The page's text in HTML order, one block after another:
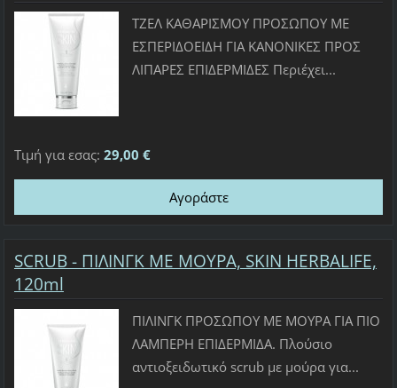
ΤΖΕΛ ΚΑΘΑΡΙΣΜΟΥ ΠΡΟΣΩΠΟΥ ΜΕ
ΕΣΠΕΡΙΔΟΕΙΔΗ ΓΙΑ ΚΑΝΟΝΙΚΕΣ ΠΡΟΣ
ΛΙΠΑΡΕΣ ΕΠΙΔΕΡΜΙΔΕΣ Περιέχει...
Τιμή για εσας: 29,00 €
SCRUB - ΠΙΛΙΝΓΚ ΜΕ ΜΟΥΡΑ, SKIN HERBALIFE,
120ml
ΠΙΛΙΝΓΚ ΠΡΟΣΩΠΟΥ ΜΕ ΜΟΥΡΑ ΓΙΑ ΠΙΟ
ΛΑΜΠΕΡΗ ΕΠΙΔΕΡΜΙΔΑ. Πλούσιο
αντιοξειδωτικό scrub με μούρα για...